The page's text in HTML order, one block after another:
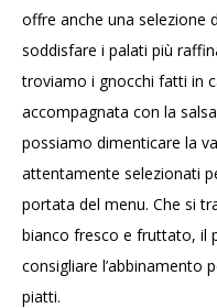
offre anche una selezione
soddisfare i palati più
troviamo i gnocchi fatti in
accompagnata con la
possiamo dimenticare la
attentamente selezionati
portata del menu. Che si
bianco fresco e fruttato, il
consigliare l’abbinamento
piatti.